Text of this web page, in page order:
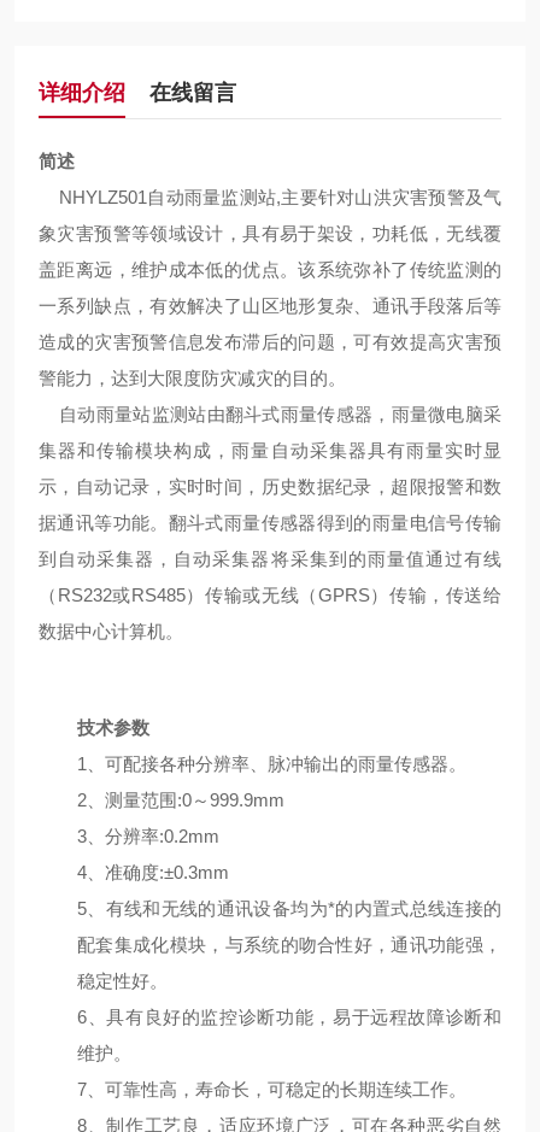
详细介绍 在线留言
简述
NHYLZ501自动雨量监测站,主要针对山洪灾害预警及气
象灾害预警等领域设计，具有易于架设，功耗低，无线覆
盖距离远，维护成本低的优点。该系统弥补了传统监测的
一系列缺点，有效解决了山区地形复杂、通讯手段落后等
造成的灾害预警信息发布滞后的问题，可有效提高灾害预
警能力，达到大限度防灾减灾的目的。
自动雨量站监测站由翻斗式雨量传感器，雨量微电脑采
集器和传输模块构成，雨量自动采集器具有雨量实时显
示，自动记录，实时时间，历史数据纪录，超限报警和数
据通讯等功能。翻斗式雨量传感器得到的雨量电信号传输
到自动采集器，自动采集器将采集到的雨量值通过有线
（ RS232或RS485）传输或无线（GPRS）传输，传送给
数据中心计算机。
技术参数
1、可配接各种分辨率、脉冲输出的雨量传感器。
2、测量范围:0～999.9mm
3、分辨率:0.2mm
4、准确度:±0.3mm
5、有线和无线的通讯设备均为*的内置式总线连接的
配套集成化模块，与系统的吻合性好，通讯功能强，
稳定性好。
6、具有良好的监控诊断功能，易于远程故障诊断和
维护。
7、可靠性高，寿命长，可稳定的长期连续工作。
8、制作工艺良，适应环境广泛，可在各种恶劣自然